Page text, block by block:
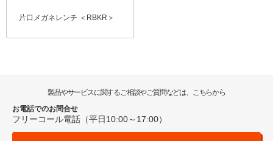
片口メガネレンチ ＜RBKR＞
製品やサービスに関するご相談やご質問などは、こちらから
お電話でのお問合せ
フリーコール電話（平日10:00～17:00）